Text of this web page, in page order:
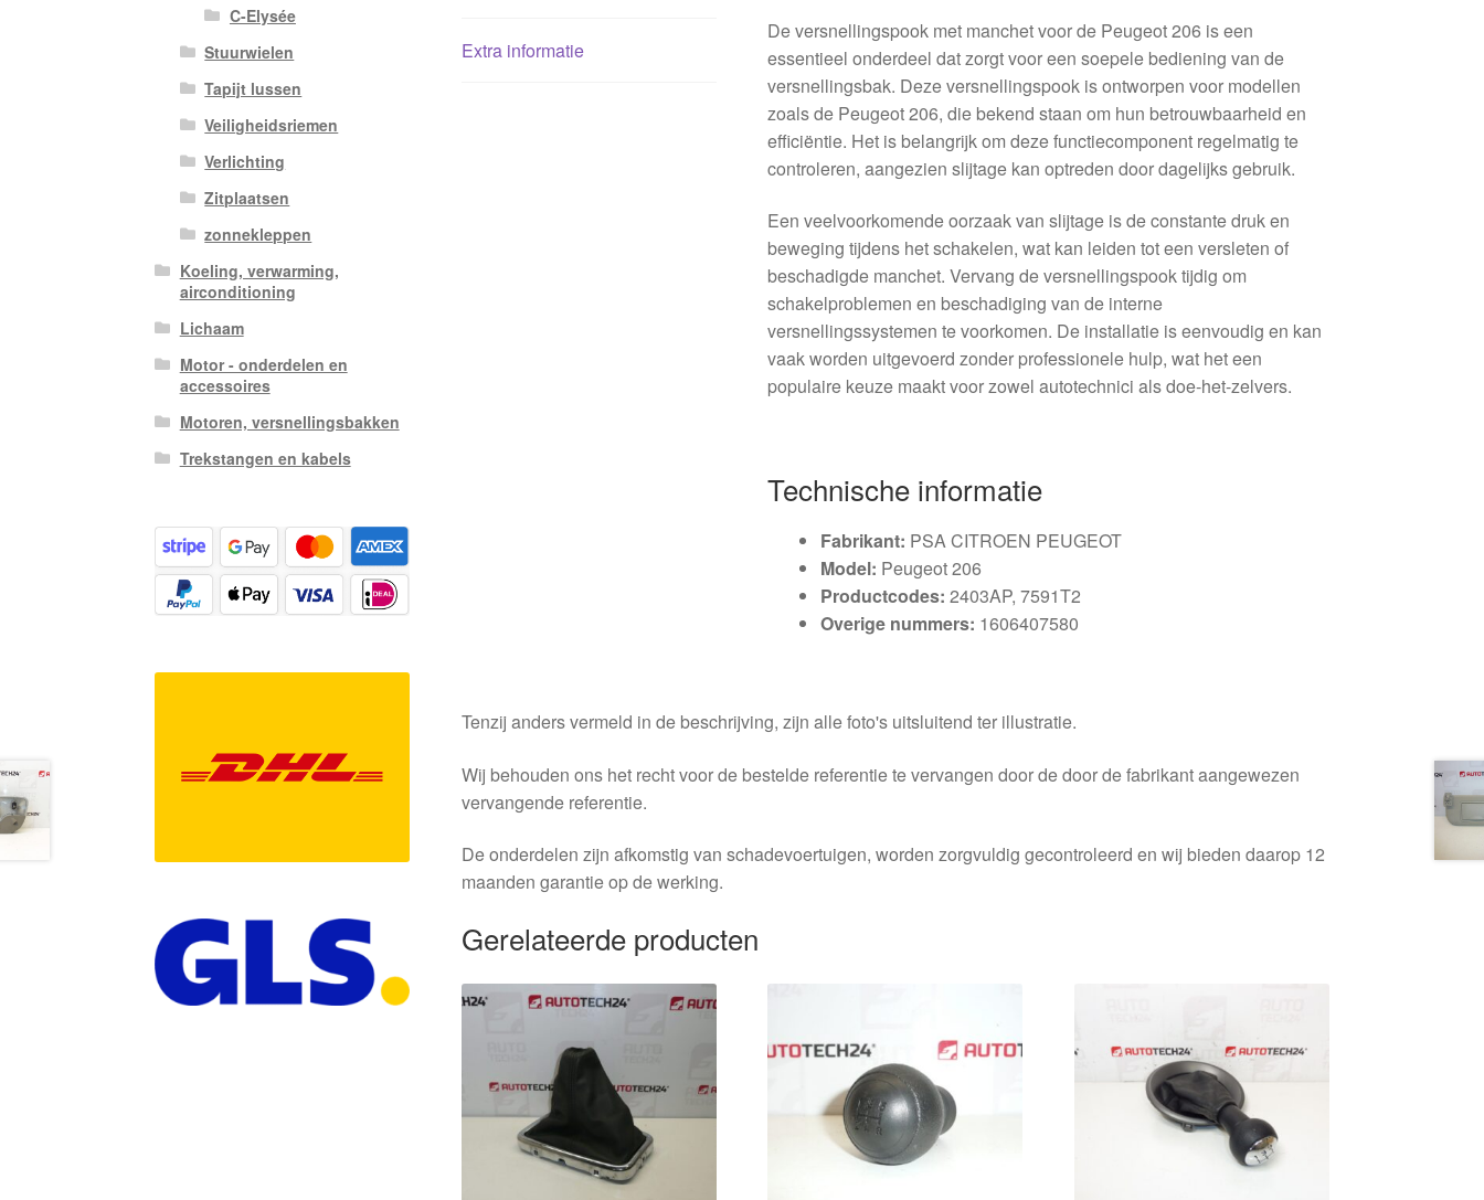
Extra informatie
De versnellingspook met manchet voor de Peugeot 206 is een
essentieel onderdeel dat zorgt voor een soepele bediening van de
versnellingsbak. Deze versnellingspook is ontworpen voor modellen
zoals de Peugeot 206, die bekend staan om hun betrouwbaarheid en
efficiëntie. Het is belangrijk om deze functiecomponent regelmatig te
controleren, aangezien slijtage kan optreden door dagelijks gebruik.
Een veelvoorkomende oorzaak van slijtage is de constante druk en
beweging tijdens het schakelen, wat kan leiden tot een versleten of
beschadigde manchet. Vervang de versnellingspook tijdig om
schakelproblemen en beschadiging van de interne
versnellingssystemen te voorkomen. De installatie is eenvoudig en kan
vaak worden uitgevoerd zonder professionele hulp, wat het een
populaire keuze maakt voor zowel autotechnici als doe-het-zelvers.
Technische informatie
Fabrikant: PSA CITROEN PEUGEOT
Model: Peugeot 206
Productcodes: 2403AP, 7591T2
Overige nummers: 1606407580
Tenzij anders vermeld in de beschrijving, zijn alle foto's uitsluitend ter illustratie.
Wij behouden ons het recht voor de bestelde referentie te vervangen door de door de fabrikant aangewezen
vervangende referentie.
De onderdelen zijn afkomstig van schadevoertuigen, worden zorgvuldig gecontroleerd en wij bieden daarop 12
maanden garantie op de werking.
Gerelateerde producten
C-Elysée
Stuurwielen
Tapijt lussen
Veiligheidsriemen
Verlichting
Zitplaatsen
zonnekleppen
Koeling, verwarming,
airconditioning
Lichaam
Motor - onderdelen en
accessoires
Motoren, versnellingsbakken
Trekstangen en kabels